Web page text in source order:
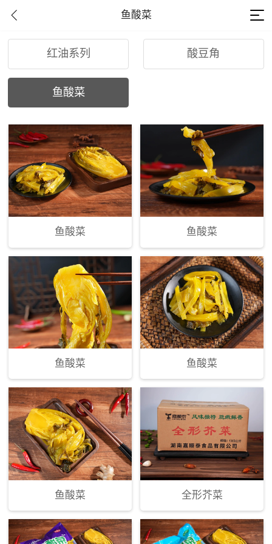
鱼酸菜
红油系列 酸豆角
鱼酸菜
鱼酸菜 鱼酸菜
鱼酸菜 鱼酸菜
鱼酸菜 全形芥菜